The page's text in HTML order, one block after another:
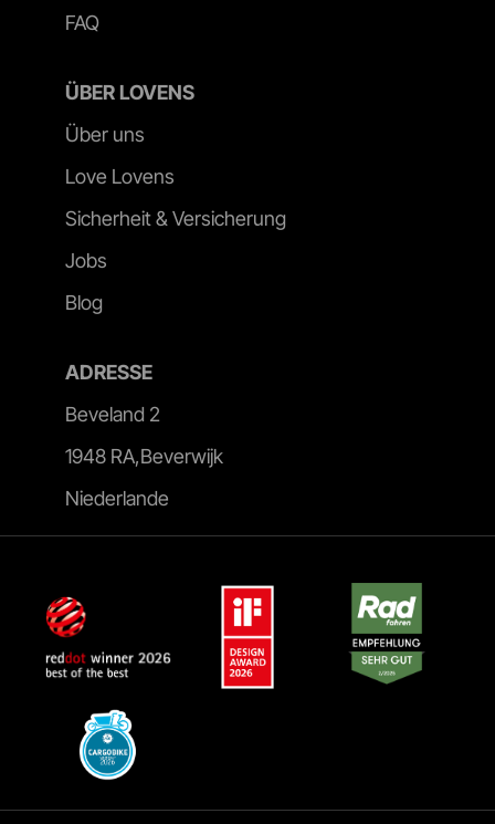
FAQ
ÜBER LOVENS
Über uns
Love Lovens
Sicherheit & Versicherung
Jobs
Blog
ADRESSE
Beveland 2
1948 RA,Beverwijk
Niederlande